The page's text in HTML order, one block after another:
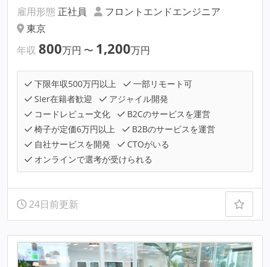
雇用形態 正社員
フロントエンドエンジニア
東京
年収 800万円 〜 1,200万円
下限年収500万円以上
一部リモート可
SIer在籍者歓迎
アジャイル開発
コードレビュー文化
B2Cのサービスを運営
椅子が定価6万円以上
B2Bのサービスを運営
自社サービスを開発
CTOがいる
オンラインで選考が受けられる
24日前更新